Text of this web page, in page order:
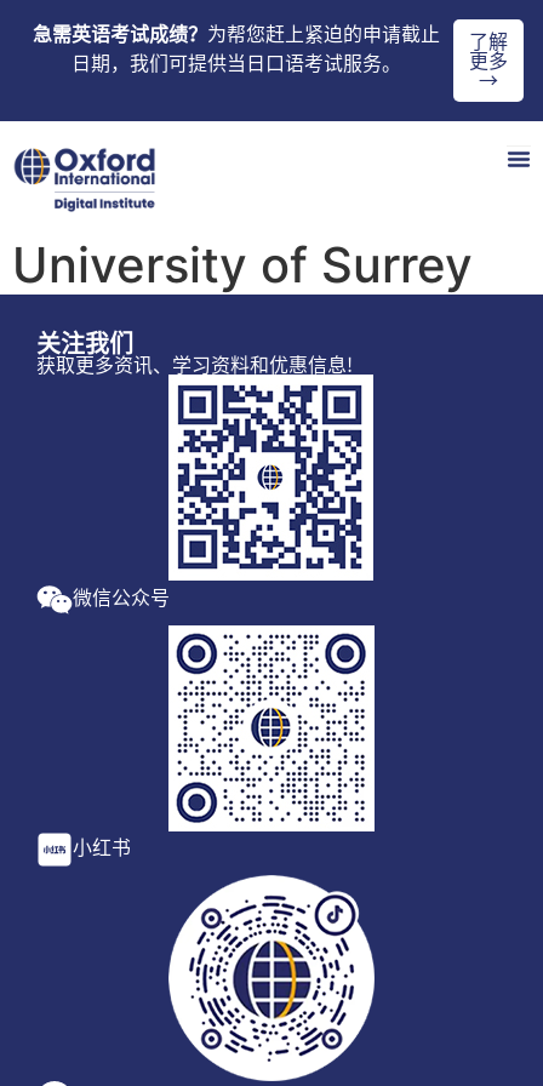
急需英语考试成绩？ 为帮您赶上紧迫的申请截止
日期，我们可提供当日口语考试服务。
了解
更多
→
University of Surrey
关注我们
获取更多资讯、学习资料和优惠信息!
微信公众号
小红书